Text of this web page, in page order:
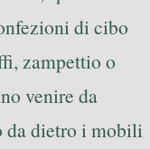
di cibo
zampettio o
venire da
da dietro i mobili